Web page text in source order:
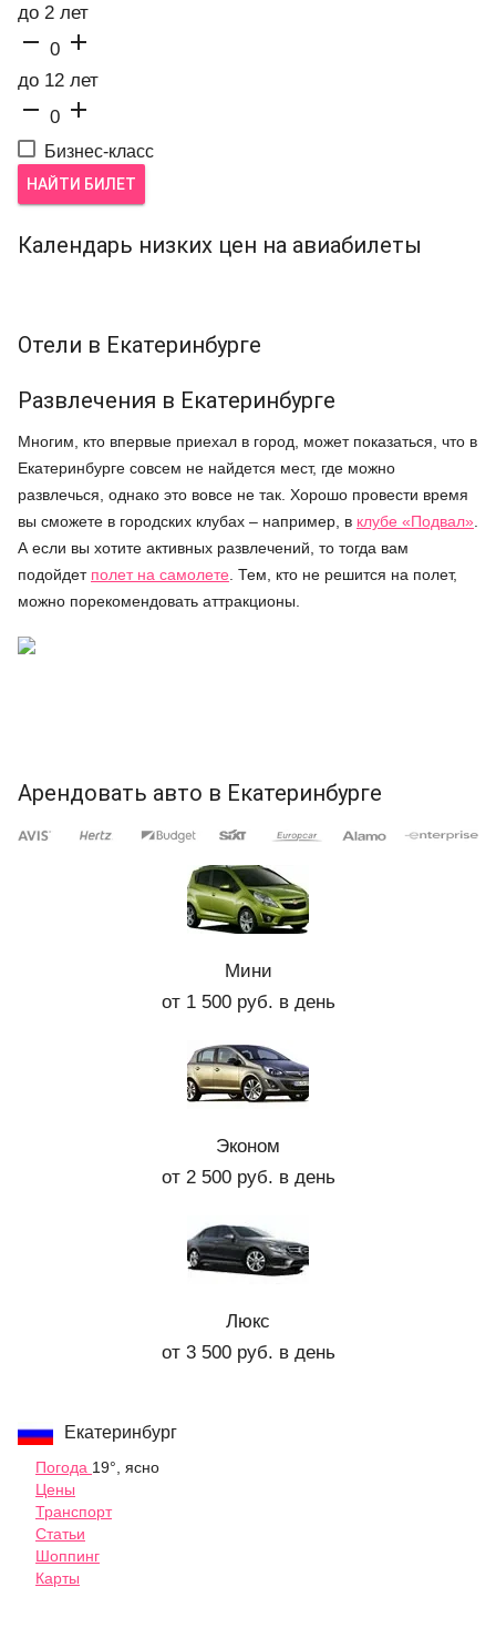
до 2 лет
 0 
до 12 лет
 0 
Бизнес-класс
НАЙТИ БИЛЕТ
Календарь низких цен на авиабилеты
Отели в Екатеринбурге
Развлечения в Екатеринбурге
Многим, кто впервые приехал в город, может показаться, что в
Екатеринбурге совсем не найдется мест, где можно
развлечься, однако это вовсе не так. Хорошо провести время
вы сможете в городских клубах – например, в клубе «Подвал»
А если вы хотите активных развлечений, то тогда вам
подойдет полет на самолете . Тем, кто не решится на полет,
можно порекомендовать аттракционы.
Арендовать авто в Екатеринбурге
Мини
от 1 500 руб. в день
Эконом
от 2 500 руб. в день
Люкс
от 3 500 руб. в день
Екатеринбург
Погода 19°, ясно
Цены
Транспорт
Статьи
Шоппинг
Карты